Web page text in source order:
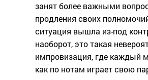
занят более важными
продления своих
ситуация вышла из-под
наоборот, это такая
импровизация, где каждый
как по нотам играет свою